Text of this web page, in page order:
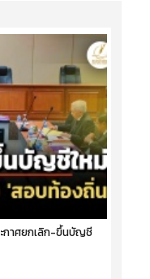
กาศยกเลิก-ขึ้นบัญชี